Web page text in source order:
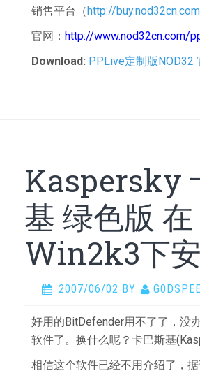
销售平台（http://
官网： http://www.nod32cn.com/
Download: PPLive定制版NOD32
Kaspersky
基 绿色版 在
Win2k3下
2007/06/02 BY
好用的BitDefender用不了了，没
软件了。换什么呢？卡巴斯基
相信这个软件已经不用介绍了，